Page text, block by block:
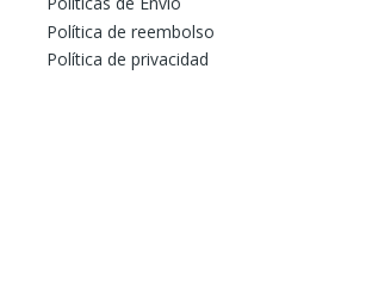
Política de reembolso
Política de privacidad